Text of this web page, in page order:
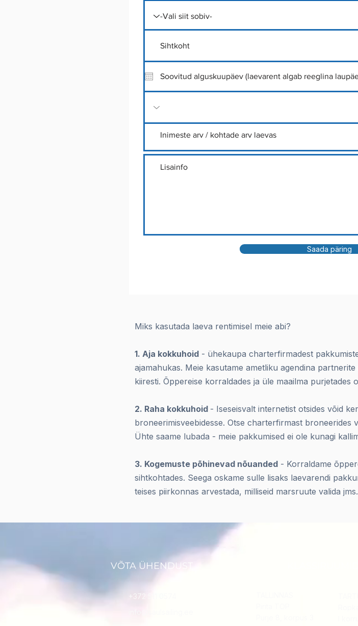
Saada päring
Miks kasutada laeva rentimisel meie abi?
1. Aja kokkuhoid - ühekaupa charterfirmadest
ajamahukas. Meie kasutame ametliku agendina
kiiresti. Õppereise korraldades ja üle maailma
2. Raha kokkuhoid - Iseseisvalt internetist otsides võid
broneerimisveebidesse. Otse charterfirmast broneerides
Ühte saame lubada - meie pakkumised ei ole kunagi
3. Kogemuste põhinevad nõuanded - Korraldame
sihtkohtades. Seega oskame sulle lisaks laevarendi
teises piirkonnas arvestada, milliseid marsruute valida jms.
VÕTA ÜHENDUST